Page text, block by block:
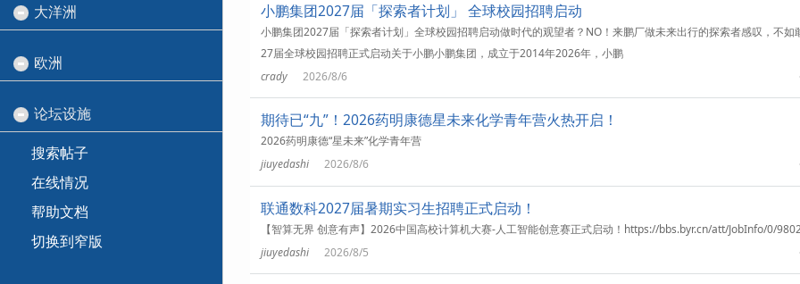
大洋洲
欧洲
论坛设施
搜索帖子
在线情况
帮助文档
切换到窄版
小鹏集团2027届「探索者计划」 全球校园招聘启动
小鹏集团2027届「探索者计划」全球校园招聘启动做时代的观望者？NO！来鹏厂做未来出行的探索者感叹，不如
27届全球校园招聘正式启动关于小鹏小鹏集团，成立于2014年2026年，小鹏
crady
2026/8/6
期待已“九”！2026药明康德星未来化学青年营火热开启！
2026药明康德“星未来”化学青年营
jiuyedashi
2026/8/6
联通数科2027届暑期实习生招聘正式启动！
【智算无界 创意有声】2026中国高校计算机大赛-人工智能创意赛正式启动！https://bbs.byr.cn/att/JobInfo/0/
jiuyedashi
2026/8/5